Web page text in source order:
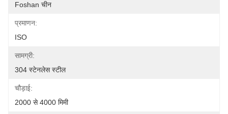
Foshan चीन
प्रमाणन:
ISO
सामग्री:
304 स्टेनलेस स्टील
चौड़ाई:
2000 से 4000 मिमी